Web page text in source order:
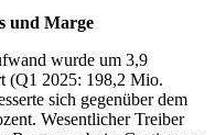
und Marge
wurde um 3,9
(Q1 2025: 198,2 Mio.
sich gegenüber dem
Wesentlicher Treiber